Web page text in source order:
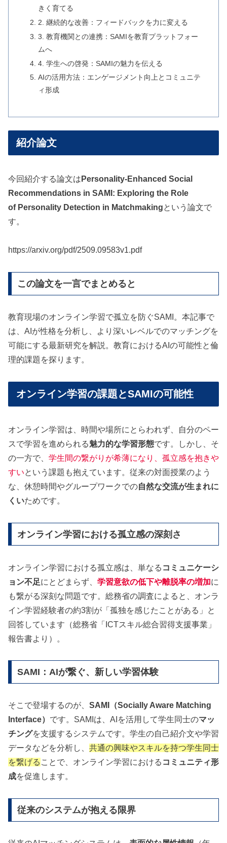
きく育てる
2. 継続的な改善：フィードバックを力に変える
3. 教育機関との連携：SAMIを教育プラットフォー
ムへ
4. 学生への啓発：SAMIの魅力を伝える
AIの活用方法：エンゲージメント向上とコミュニテ
ィ形成
紹介論文
今回紹介する論文は Personality-Enhanced Social
Recommendations in SAMI: Exploring the Role
of Personality Detection in Matchmakingという論文で
す。
https://arxiv.org/pdf/2509.09583v1.pdf
この論文を一言でまとめると
教育現場のオンライン学習で孤立を防ぐSAMI。本記事で
は、AIが性格を分析し、より深いレベルでのマッチングを
可能にする最新研究を解説。教育におけるAIの可能性と倫
理的課題を探ります。
オンライン学習の課題とSAMIの可能性
オンライン学習は、時間や場所にとらわれず、自分のペー
スで学習を進められる魅力的な学習形態です。しかし、そ
の一方で、 学生間の繋がりが希薄になり、孤立感を抱きや
すいという課題も抱えています。従来の対面授業のよう
な、休憩時間やグループワークでの自然な交流が生まれに
くいためです。
オンライン学習における孤立感の深刻さ
オンライン学習における孤立感は、単なる コミュニケーシ
ョン不足にとどまらず、 学習意欲の低下や離脱率の増加に
も繋がる深刻な問題です。総務省の調査によると、オンラ
イン学習経験者の約3割が「孤独を感じたことがある」と
回答しています（総務省「ICTスキル総合習得支援事業」
報告書より）。
SAMI：AIが繋ぐ、新しい学習体験
そこで登場するのが、 SAMI（Socially Aware Matching
Interface） です。SAMIは、AIを活用して学生同士のマッ
チングを支援するシステムです。学生の自己紹介文や学習
データなどを分析し、 共通の興味やスキルを持つ学生同士
を繋げる ことで、オンライン学習における コミュニティ形
成を促進します。
従来のシステムが抱える限界